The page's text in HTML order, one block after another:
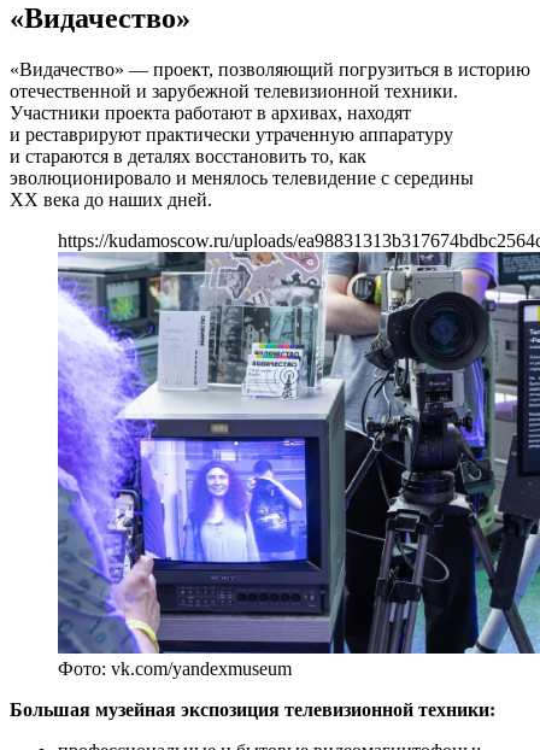
«Видачество»
«Видачество» — проект, позволяющий погрузиться в историю
отечественной и зарубежной телевизионной техники.
Участники проекта работают в архивах, находят
и реставрируют практически утраченную аппаратуру
и стараются в деталях восстановить то, как
эволюционировало и менялось телевидение с середины
XX века до наших дней.
https://kudamoscow.ru/uploads/
Фото: vk.com/yandexmuseum
Большая музейная экспозиция телевизионной техники: